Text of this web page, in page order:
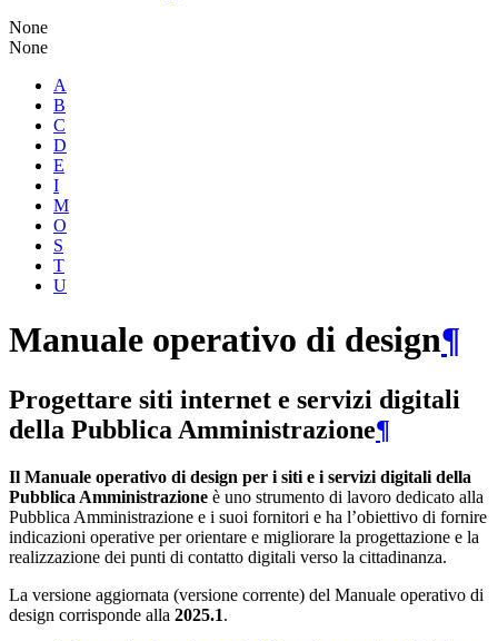
None
None
A
B
C
D
E
I
M
O
S
T
U
Manuale operativo di design¶
Progettare siti internet e servizi digitali
della Pubblica Amministrazione¶
Il Manuale operativo di design per i siti e i servizi digitali della
Pubblica Amministrazione è uno strumento di lavoro dedicato alla
Pubblica Amministrazione e i suoi fornitori e ha l’obiettivo di fornire
indicazioni operative per orientare e migliorare la progettazione e la
realizzazione dei punti di contatto digitali verso la cittadinanza.
La versione aggiornata (versione corrente) del Manuale operativo di
design corrisponde alla 2025.1.